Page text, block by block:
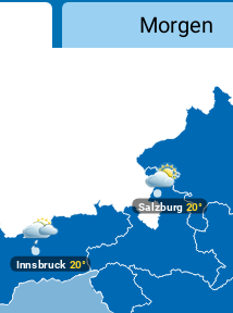
Morgen
Innsbruck20°
Salzburg20°